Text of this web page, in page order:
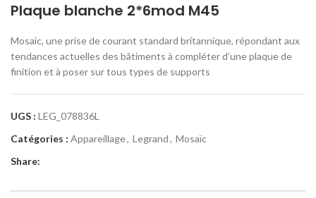
Plaque blanche 2*6mod M45
Mosaic, une prise de courant standard britannique, répondant aux
tendances actuelles des bâtiments à compléter d’une plaque de
finition et à poser sur tous types de supports
UGS : LEG_078836L
Catégories : Appareillage, Legrand, Mosaïc
Share: